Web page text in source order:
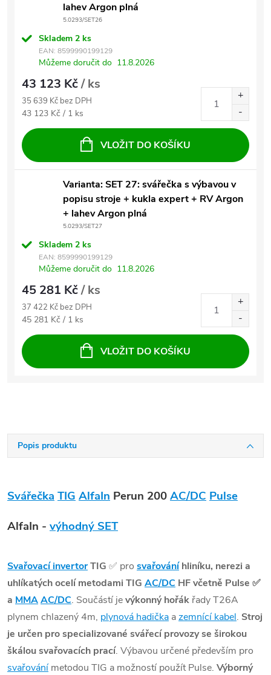
lahev Argon plná
5.0293/SET26
Skladem 2 ks
EAN: 8599990199129
Můžeme doručit do 11.8.2026
43 123 Kč/ ks
35 639 Kč bez DPH
Měrná cena:
43 123 Kč / 1 ks
VLOŽIT DO KOŠÍKU
Varianta: SET 27: svářečka s výbavou v
popisu stroje + kukla expert + RV Argon
+ lahev Argon plná
5.0293/SET27
Skladem 2 ks
EAN: 8599990199129
Můžeme doručit do 11.8.2026
45 281 Kč/ ks
37 422 Kč bez DPH
Měrná cena:
45 281 Kč / 1 ks
VLOŽIT DO KOŠÍKU
Popis produktu
SvářečkaTIGAlfaIn Perun 200AC/DCPulse
AlfaIn - výhodný SET
Svařovací invertorTIG ✅ pro svařováníhliníku, nerezi a
uhlíkatých ocelí metodami TIG AC/DC HF včetně Pulse ✅
a MMAAC/DC. Součástí jevýkonný hořák řady T26A
plynem chlazený 4m, plynová hadička azemnící kabel. Stroj
je určen pro specializované svářecí provozy se širokou
škálou svařovacích prací. Výbavou určené především pro
svařovánímetodou TIG a možností použít Pulse. Výborný